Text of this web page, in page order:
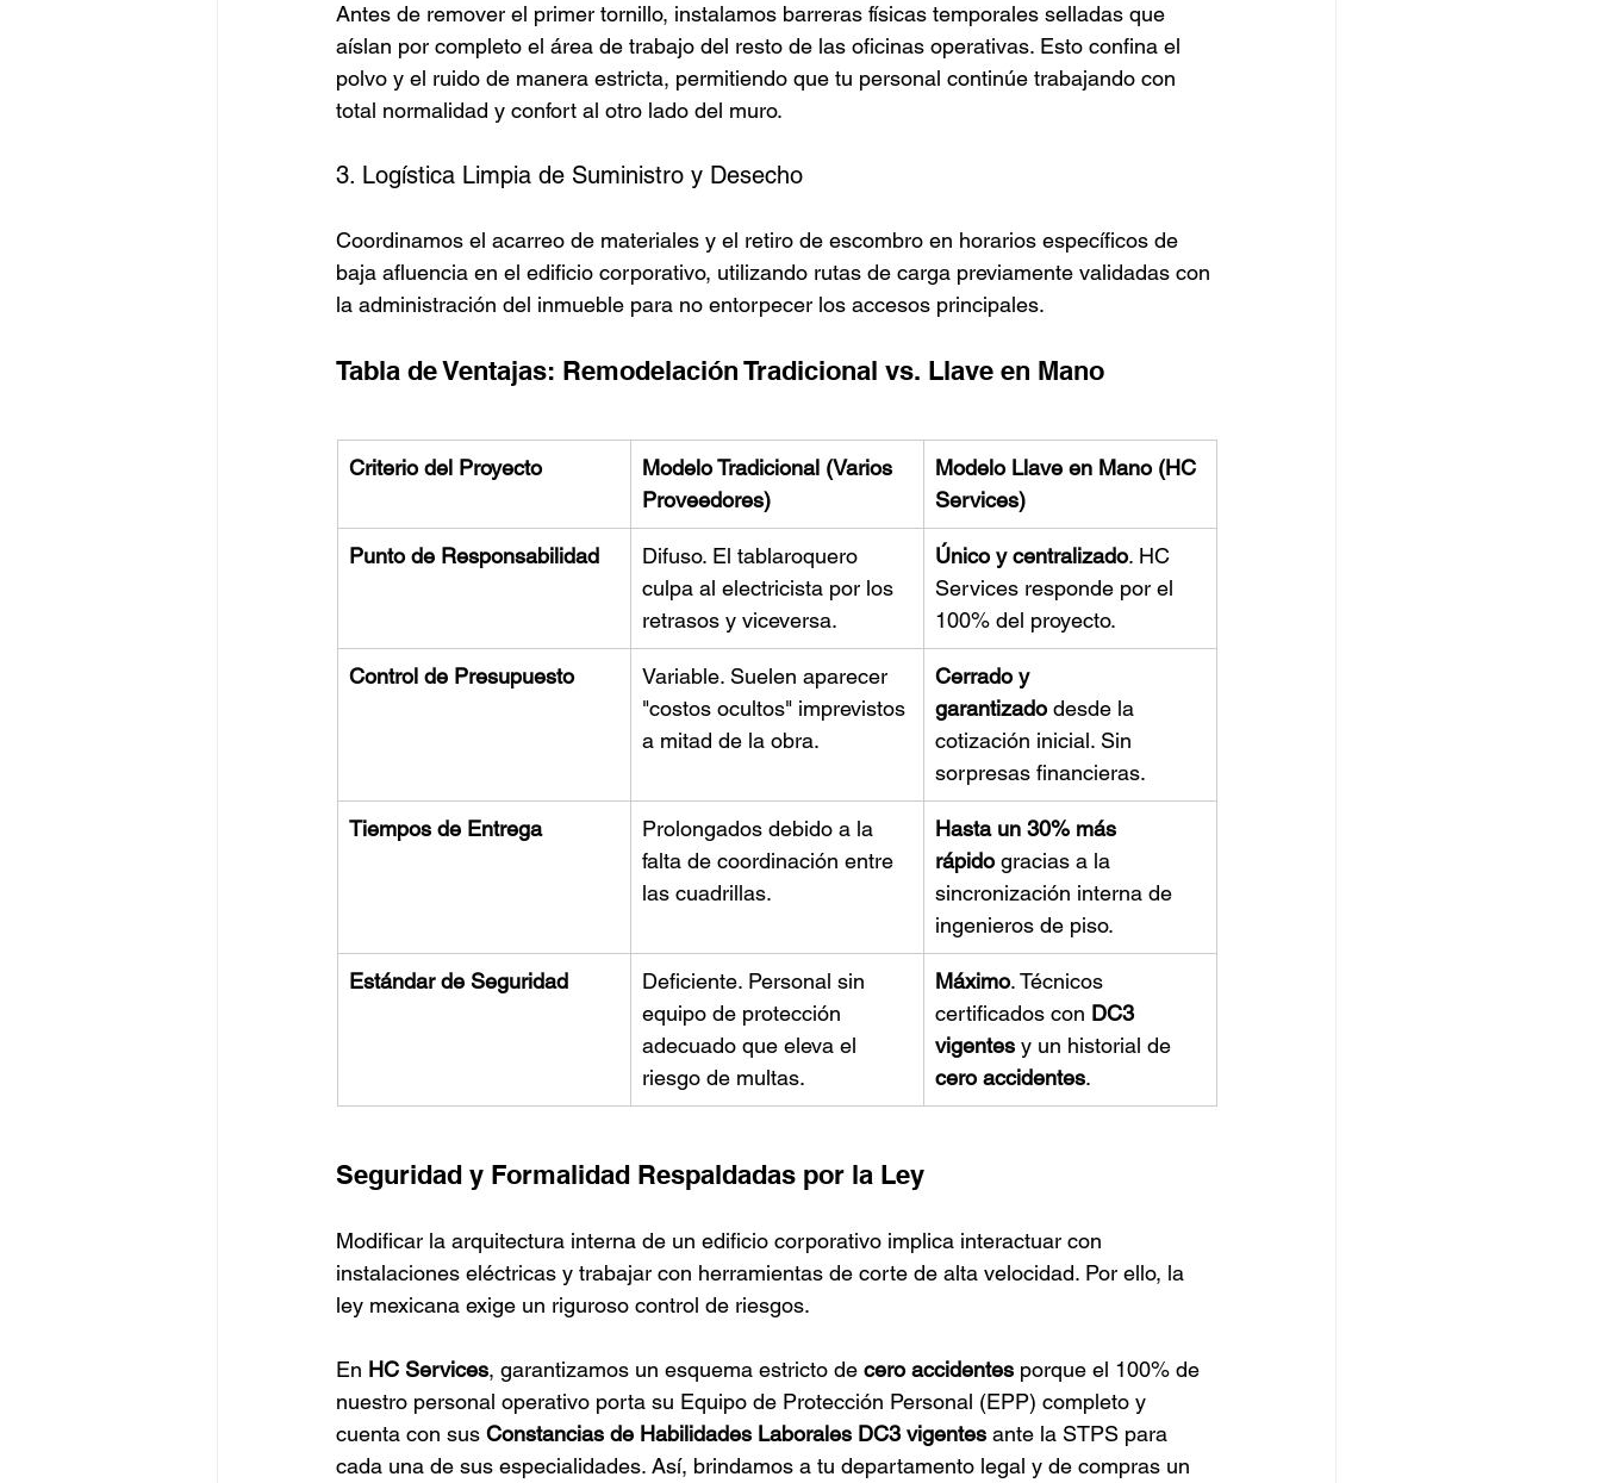
Antes de remover el primer tornillo, instalamos barreras físicas temporales selladas que
aíslan por completo el área de trabajo del resto de las oficinas operativas. Esto confina el
polvo y el ruido de manera estricta, permitiendo que tu personal continúe trabajando con
total normalidad y confort al otro lado del muro.
3. Logística Limpia de Suministro y Desecho
Coordinamos el acarreo de materiales y el retiro de escombro en horarios específicos de
baja afluencia en el edificio corporativo, utilizando rutas de carga previamente validadas con
la administración del inmueble para no entorpecer los accesos principales.
Tabla de Ventajas: Remodelación Tradicional vs. Llave en Mano
Criterio del Proyecto
Modelo Tradicional (Varios
Proveedores)
Modelo Llave en Mano (HC
Services)
Punto de Responsabilidad
Difuso. El tablaroquero
culpa al electricista por los
retrasos y viceversa.
Único y centralizado. HC
Services responde por el
100% del proyecto.
Control de Presupuesto
Variable. Suelen aparecer
"costos ocultos" imprevistos
a mitad de la obra.
Cerrado y
garantizado desde la
cotización inicial. Sin
sorpresas financieras.
Tiempos de Entrega
Prolongados debido a la
falta de coordinación entre
las cuadrillas.
Hasta un 30% más
rápido gracias a la
sincronización interna de
ingenieros de piso.
Estándar de Seguridad
Deficiente. Personal sin
equipo de protección
adecuado que eleva el
riesgo de multas.
Máximo. Técnicos
certificados con DC3
vigentes y un historial de
cero accidentes.
Seguridad y Formalidad Respaldadas por la Ley
Modificar la arquitectura interna de un edificio corporativo implica interactuar con
instalaciones eléctricas y trabajar con herramientas de corte de alta velocidad. Por ello, la
ley mexicana exige un riguroso control de riesgos.
En HC Services, garantizamos un esquema estricto de cero accidentes porque el 100% de
nuestro personal operativo porta su Equipo de Protección Personal (EPP) completo y
cuenta con sus Constancias de Habilidades Laborales DC3 vigentes ante la STPS para
cada una de sus especialidades. Así, brindamos a tu departamento legal y de compras un